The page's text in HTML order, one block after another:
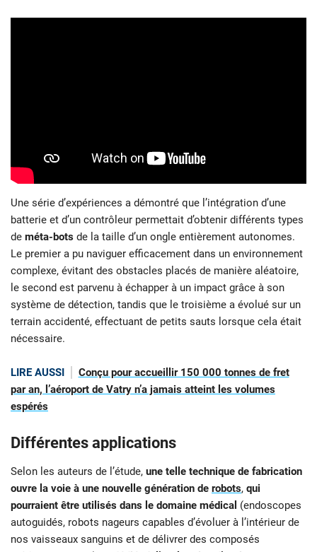
Une série d’expériences a démontré que l’intégration d’une
batterie et d’un contrôleur permettait d’obtenir différents types
de méta-bots de la taille d’un ongle entièrement autonomes.
Le premier a pu naviguer efficacement dans un environnement
complexe, évitant des obstacles placés de manière aléatoire,
le second est parvenu à échapper à un impact grâce à son
système de détection, tandis que le troisième a évolué sur un
terrain accidenté, effectuant de petits sauts lorsque cela était
nécessaire.
LIRE AUSSI
Conçu pour accueillir 150 000 tonnes de fret
par an, l’aéroport de Vatry n’a jamais atteint les volumes
espérés
Différentes applications
Selon les auteurs de l’étude, une telle technique de fabrication
ouvre la voie à une nouvelle génération de robots, qui
pourraient être utilisés dans le domaine médical (endoscopes
autoguidés, robots nageurs capables d’évoluer à l’intérieur de
nos vaisseaux sanguins et de délivrer des composés